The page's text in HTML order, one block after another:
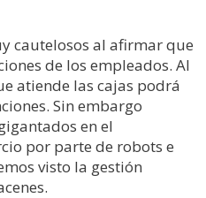
cautelosos al afirmar que
de los empleados. Al
atiende las cajas podrá
Sin embargo
en el
por parte de robots e
visto la gestión